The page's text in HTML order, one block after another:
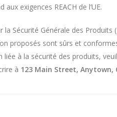
exigences REACH de l’UE.
Sécurité Générale des Produits
proposés sont sûrs et
à la sécurité des produits,
à 123 Main Street, Anytown,